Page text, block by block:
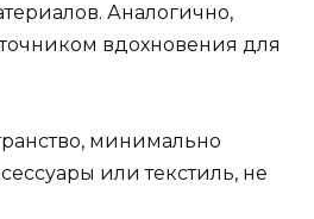
Аналогично,
вдохновения для
минимально
или текстиль, не